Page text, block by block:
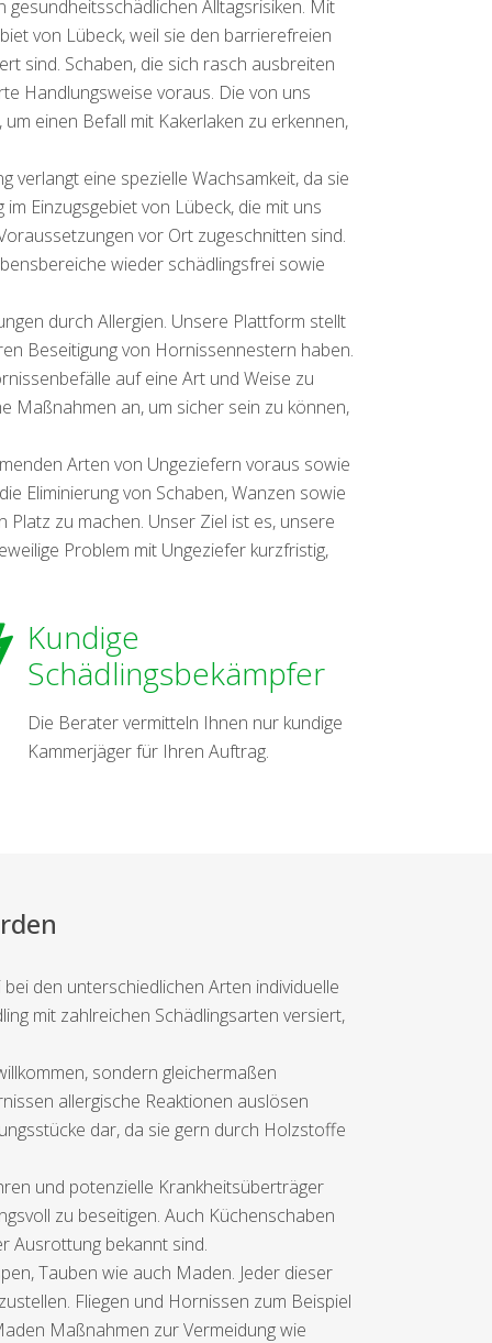
Alltagsrisiken. Mit
von Lübeck, weil sie den barrierefreien
sind. Schaben, die sich rasch ausbreiten
Handlungsweise voraus. Die von uns
einen Befall mit Kakerlaken zu erkennen,
verlangt eine spezielle Wachsamkeit, da sie
Einzugsgebiet von Lübeck, die mit uns
vor Ort zugeschnitten sind.
wieder schädlingsfrei sowie
durch Allergien. Unsere Plattform stellt
Beseitigung von Hornissennestern haben.
auf eine Art und Weise zu
Maßnahmen an, um sicher sein zu können,
Arten von Ungeziefern voraus sowie
Eliminierung von Schaben, Wanzen sowie
zu machen. Unser Ziel ist es, unsere
Problem mit Ungeziefer kurzfristig,
Kundige
Schädlingsbekämpfer
Die Berater vermitteln Ihnen nur kundige
Kammerjäger für Ihren Auftrag.
den unterschiedlichen Arten individuelle
mit zahlreichen Schädlingsarten versiert,
sondern gleichermaßen
allergische Reaktionen auslösen
dar, da sie gern durch Holzstoffe
und potenzielle Krankheitsüberträger
zu beseitigen. Auch Küchenschaben
Ausrottung bekannt sind.
Tauben wie auch Maden. Jeder dieser
Fliegen und Hornissen zum Beispiel
Maßnahmen zur Vermeidung wie